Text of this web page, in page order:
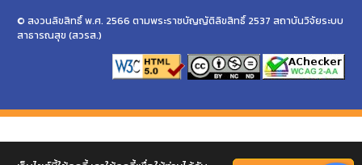
© สงวนลิขสิทธิ์ พ.ศ. 2566 ตามพระราชบัญญัติลิขสิทธิ์ 2537 สถาบันวิจัยระบบ
สาธารณสุข (สวรส.)